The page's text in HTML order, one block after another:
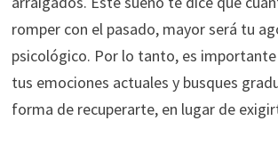
romper con el pasado, mayor será tu
psicológico. Por lo tanto, es importante
tus emociones actuales y busques
forma de recuperarte, en lugar de